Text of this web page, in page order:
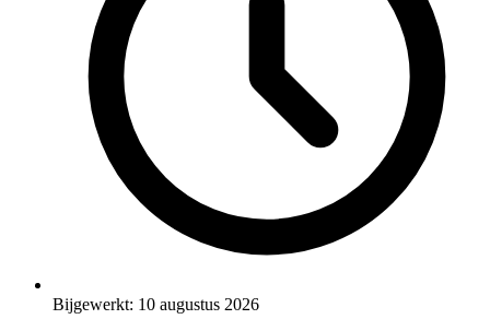
Bijgewerkt: 10 augustus 2026